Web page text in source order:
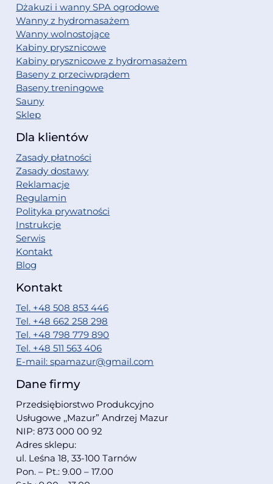
Dżakuzi i wanny SPA ogrodowe
Wanny z hydromasażem
Wanny wolnostojące
Kabiny prysznicowe
Kabiny prysznicowe z hydromasażem
Baseny z przeciwprądem
Baseny treningowe
Sauny
Sklep
Dla klientów
Zasady płatności
Zasady dostawy
Reklamacje
Regulamin
Polityka prywatności
Instrukcje
Serwis
Kontakt
Blog
Kontakt
Tel. +48 508 853 446
Tel. +48 662 258 298
Tel. +48 798 779 890
Tel. +48 511 563 406
E-mail: spamazur@gmail.com
Dane firmy
Przedsiębiorstwo Produkcyjno
Usługowe ,,Mazur” Andrzej Mazur
NIP: 873 000 00 92
Adres sklepu:
ul. Leśna 18, 33-100 Tarnów
Pon. – Pt.: 9.00 – 17.00